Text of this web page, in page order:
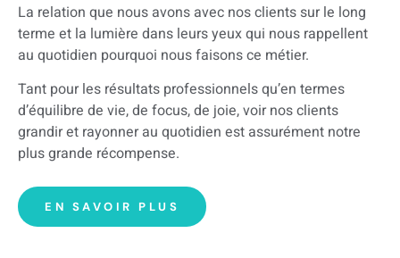
La relation que nous avons avec nos clients sur le long
terme et la lumière dans leurs yeux qui nous rappellent
au quotidien pourquoi nous faisons ce métier.
Tant pour les résultats professionnels qu’en termes
d’équilibre de vie, de focus, de joie, voir nos clients
grandir et rayonner au quotidien est assurément notre
plus grande récompense.
EN SAVOIR PLUS